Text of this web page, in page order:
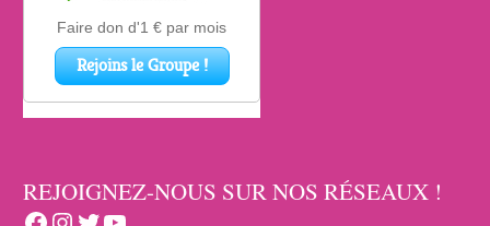
REJOIGNEZ-NOUS SUR NOS RÉSEAUX !